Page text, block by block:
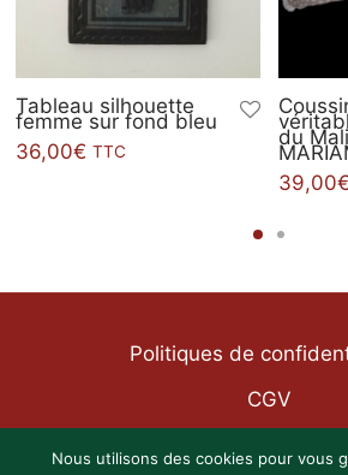
Tableau silhouette
femme sur fond bleu
36,00€ TTC
du
39,00€
Politiques de
CGV
Nous utilisons des cookies pour vous